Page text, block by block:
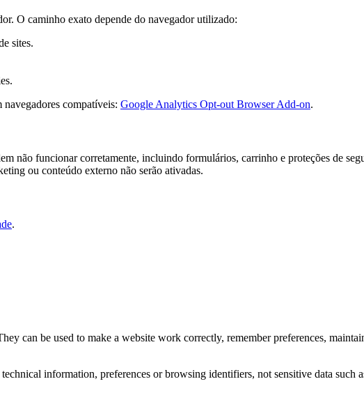
O caminho exato depende do navegador utilizado:
sites.
compatíveis: Google Analytics Opt-out Browser Add-on.
não funcionar corretamente, incluindo formulários, carrinho e proteções de
ou conteúdo externo não serão ativadas.
.
can be used to make a website work correctly, remember preferences,
information, preferences or browsing identifiers, not sensitive data such